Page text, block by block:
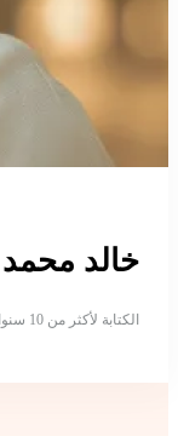
خالد محمد
الكتابة لأكثر من 10 سنوات